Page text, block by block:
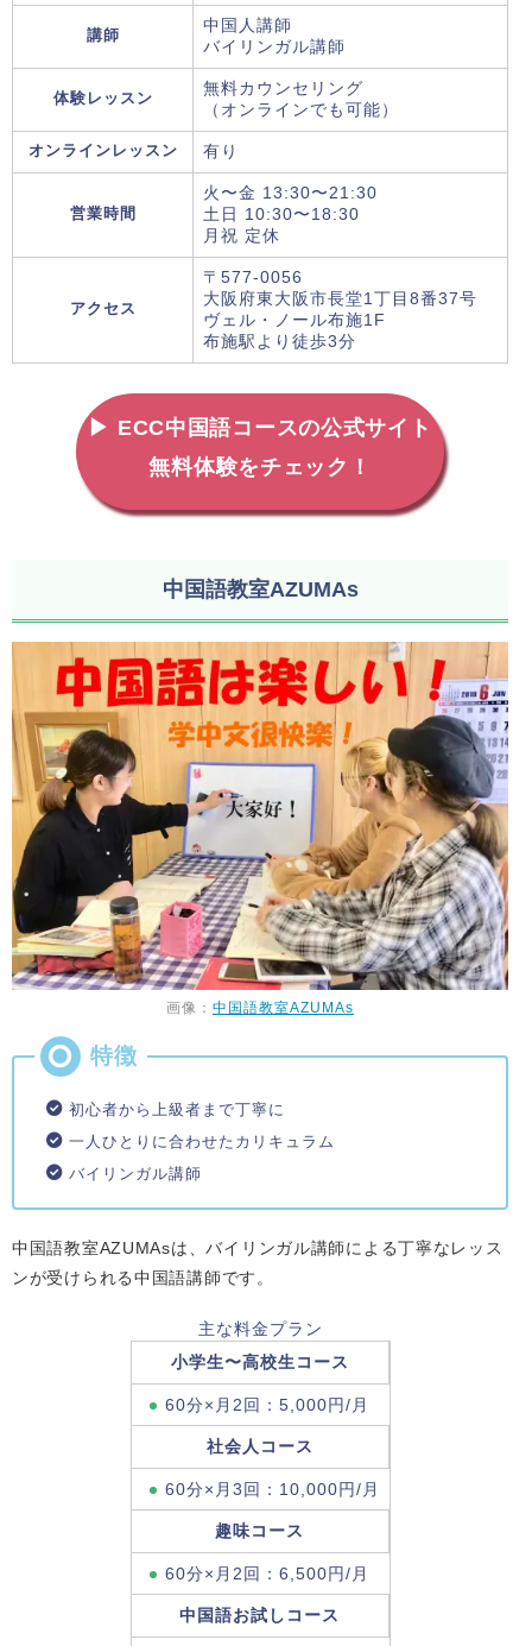
講師
中国人講師
バイリンガル講師
体験レッスン
無料カウンセリング
（オンラインでも可能）
オンラインレッスン 有り
営業時間
火〜金 13:30〜21:30
土日 10:30〜18:30
月祝 定休
アクセス
〒577-0056
大阪府東大阪市長堂1丁目8番37号
ヴェル・ノール布施1F
布施駅より徒歩3分
▶ ECC中国語コースの公式サイト
無料体験をチェック！
中国語教室AZUMAs
画像： 中国語教室AZUMAs
初心者から上級者まで丁寧に
一人ひとりに合わせたカリキュラム
バイリンガル講師
中国語教室AZUMAsは、バイリンガル講師による丁寧なレッス
ンが受けられる中国語講師です。
主な料金プラン
小学生〜高校生コース
60分×月2回：5,000円/月
社会人コース
60分×月3回：10,000円/月
趣味コース
60分×月2回：6,500円/月
中国語お試しコース